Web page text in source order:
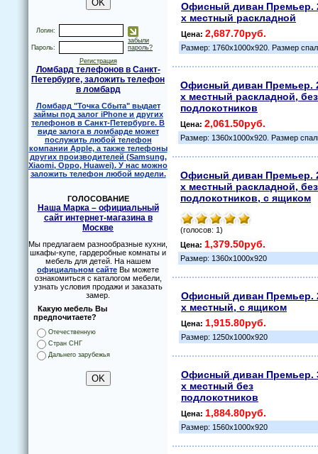
Логин:
Пароль:
забыли
пароль?
Регистрация
Ломбард телефонов в Санкт-
Петербурге, заложить телефон
в ломбард
Ломбард "Точка Сбыта" выдает
займы под залог iPhone и других
телефонов в Санкт-Петербурге. В
виде залога в ломбарде может
послужить любой телефон
компании Apple, а также телефоны
других производителей (Samsung,
Xiaomi, Oppo, Huawei). У нас можно
заложить телефон любой модели.
ГОЛОСОВАНИЕ
Наша Марка – официальный
сайт интернет-магазина в
Москве
Мы предлагаем разнообразные кухни,
шкафы-купе, гардеробные комнаты и
мебель для детей. На нашем
официальном сайте Вы можете
ознакомиться с каталогом мебели,
узнать условия продажи и заказать
замер.
Какую мебель Вы
предпочитаете?
Отечественную
Стран СНГ
Дальнего зарубежья
Офисный диван Премьер.
х местный раскладной
Цена: 2,687.70руб.
Размер: 1760х1000х920. Размер
Офисный диван Премьер.
х местный раскладной, без
подлокотников
Цена: 2,061.50руб.
Размер: 1360х1000х920. Размер
Офисный диван Премьер.
х местный раскладной, без
подлокотников, с ящиком
(голосов: 1)
Цена: 1,379.50руб.
Размер: 1360х1000х920
Офисный диван Премьер.
х местный, с ящиком
Цена: 1,915.80руб.
Размер: 1250х1000х920
Офисный диван Премьер.
х местный без
подлокотников
Цена: 1,884.80руб.
Размер: 1560х1000х920